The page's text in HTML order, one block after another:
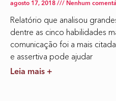
agosto 17, 2018 Nenhum
Relatório que analisou
dentre as cinco habilidades
comunicação foi a mais
e assertiva pode ajudar
Leia mais +